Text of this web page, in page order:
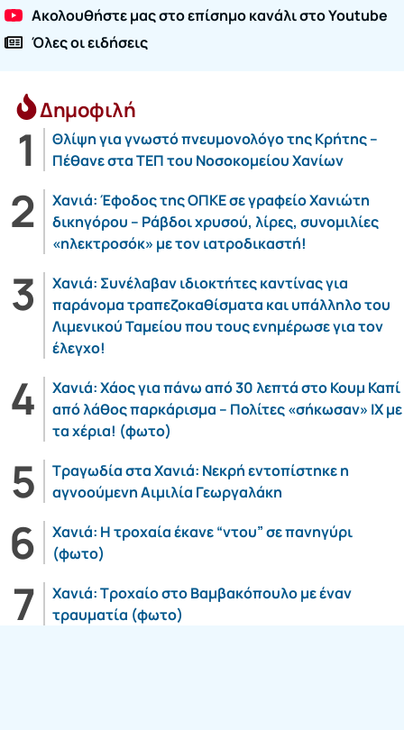
Ακολουθήστε μας στο επίσημο κανάλι στο Youtube
Όλες οι ειδήσεις
Δημοφιλή
Θλίψη για γνωστό πνευμονολόγο της Κρήτης –
Πέθανε στα ΤΕΠ του Νοσοκομείου Χανίων
Χανιά: Έφοδος της ΟΠΚΕ σε γραφείο Χανιώτη
δικηγόρου – Ράβδοι χρυσού, λίρες, συνομιλίες
«ηλεκτροσόκ» με τον ιατροδικαστή!
Χανιά: Συνέλαβαν ιδιοκτήτες καντίνας για
παράνομα τραπεζοκαθίσματα και υπάλληλο του
Λιμενικού Ταμείου που τους ενημέρωσε για τον
έλεγχο!
Χανιά: Χάος για πάνω από 30 λεπτά στο Κουμ Καπί
από λάθος παρκάρισμα – Πολίτες «σήκωσαν» ΙΧ με
τα χέρια! (φωτο)
Τραγωδία στα Χανιά: Νεκρή εντοπίστηκε η
αγνοούμενη Αιμιλία Γεωργαλάκη
Χανιά: Η τροχαία έκανε “ντου” σε πανηγύρι
(φωτο)
Χανιά: Τροχαίο στο Βαμβακόπουλο με έναν
τραυματία (φωτο)